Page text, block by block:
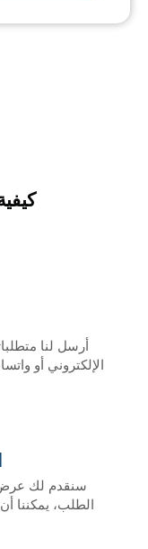
أرسل لنا
الإلكتروني أو
الطلب، يمكننا